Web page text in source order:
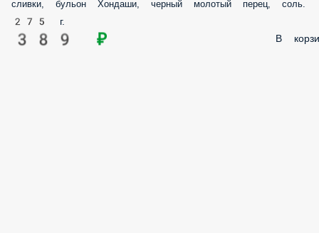
бульон Хондаши, черный молотый перец, соль.
275 г.
389 ₽ В